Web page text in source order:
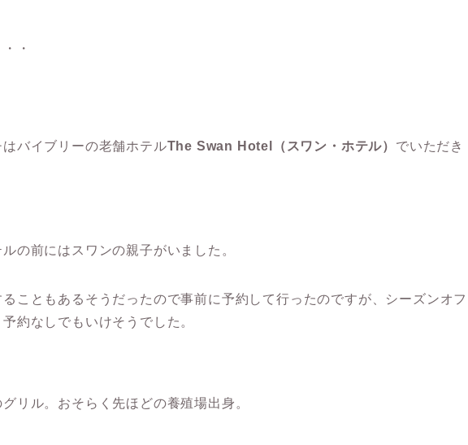
・
バイブリーの老舗ホテルThe Swan Hotel（スワン・ホテル） でいただき
の前にはスワンの親子がいました。
こともあるそうだったので事前に予約して行ったのですが、シーズンオフ
約なしでもいけそうでした。
リル。おそらく先ほどの養殖場出身。